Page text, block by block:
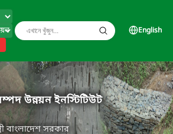
English
উন্নয়ন ইনস্টিটিউট
বাংলাদেশ সরকার